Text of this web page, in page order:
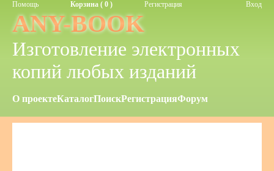
Помощь Корзина ( 0 ) Регистрация Вход
ANY-BOOK
Изготовление электронных
копий любых изданий
О проектеКаталогПоискРегистрацияФорум